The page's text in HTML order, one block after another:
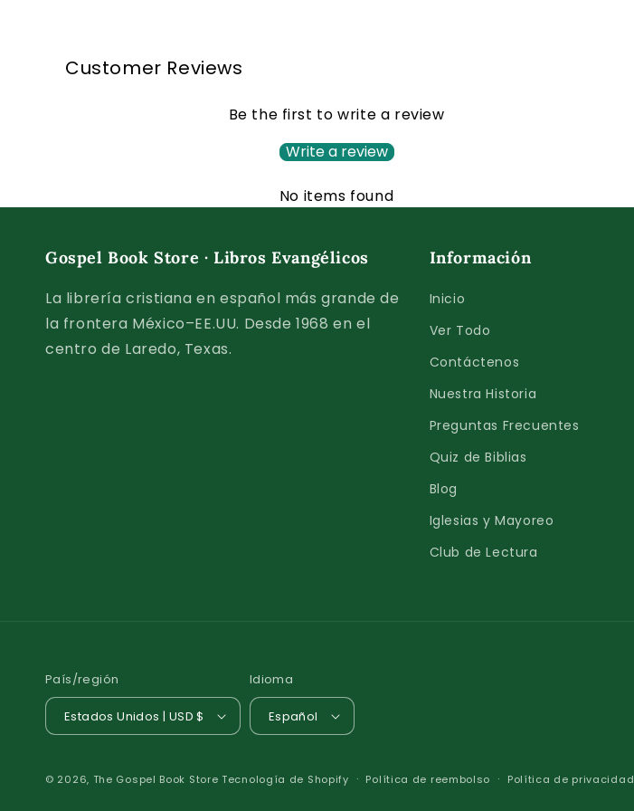
Customer Reviews
Be the first to write a review
Write a review
No items found
Gospel Book Store · Libros Evangélicos
La librería cristiana en español más grande de
la frontera México–EE.UU. Desde 1968 en el
centro de Laredo, Texas.
Información
Inicio
Ver Todo
Contáctenos
Nuestra Historia
Preguntas Frecuentes
Quiz de Biblias
Blog
Iglesias y Mayoreo
Club de Lectura
País/región
Estados Unidos | USD $
Idioma
Español
© 2026, The Gospel Book Store Tecnología de Shopify Política de reembolso Política de privacidad